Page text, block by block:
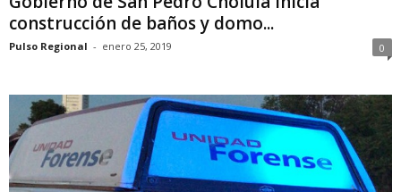
construcción de baños y domo...
Pulso Regional - enero 25, 2019 0